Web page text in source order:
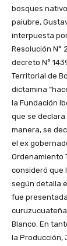
bosques
paiubre,
interpuesta
Resolución N°
decreto N°
Territorial de
dictamina
la Fundación
que se
manera, se
el ex
Ordenamiento
consideró que
según detalla
fue
Blanco. En
la Producción,